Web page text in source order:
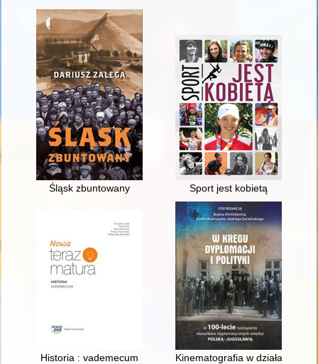
Śląsk zbuntowany Sport jest kobietą
Historia : vademecum Kinematografia w działalności